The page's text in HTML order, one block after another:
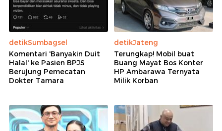
detikSumbagsel
Komentari 'Banyakin Duit
Halal' ke Pasien BPJS
Berujung Pemecatan
Dokter Tamara
detikJateng
Terungkap! Mobil buat
Buang Mayat Bos Konter
HP Ambarawa Ternyata
Milik Korban